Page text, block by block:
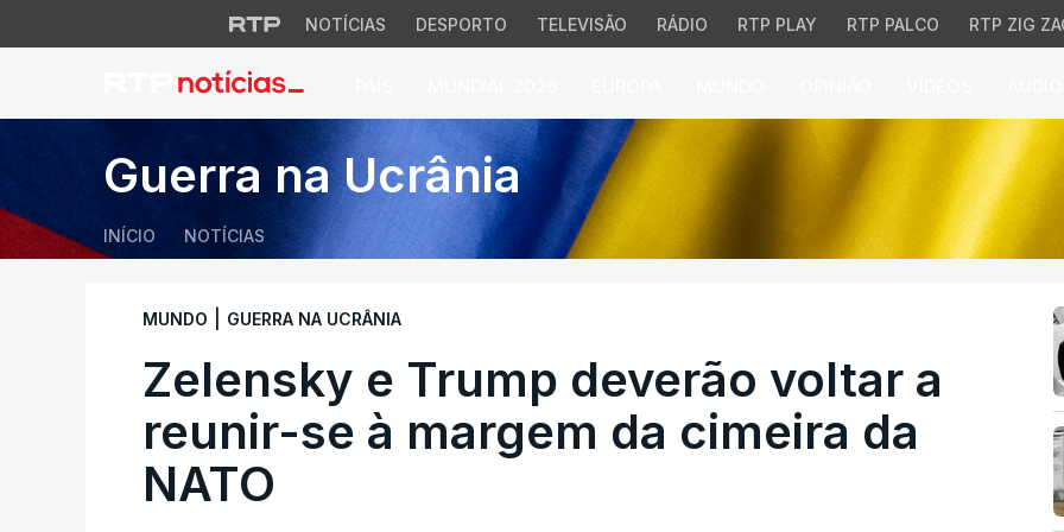
NOTÍCIAS DESPORTO TELEVISÃO RÁDIO RTP PLAY RTP PALCO RTP ZIG
Zelensky e Trump deverão voltar a
Guerra na Ucrânia
INÍCIO NOTÍCIAS
MUNDO GUERRA NA UCRÂNIA
Zelensky e Trump deverão voltar a
reunir-se à margem da cimeira da
NATO